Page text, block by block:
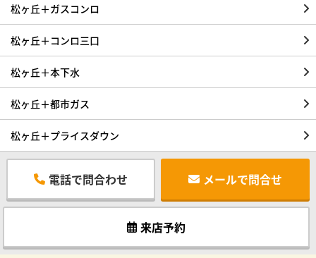
松ヶ丘＋ガスコンロ
松ヶ丘＋コンロ三口
松ヶ丘＋本下水
松ヶ丘＋都市ガス
松ヶ丘＋プライスダウン
電話で問合わせ メールで問合せ
来店予約